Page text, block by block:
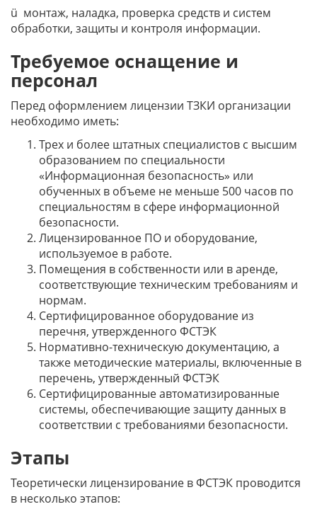
ü монтаж, наладка, проверка средств и систем
обработки, защиты и контроля информации.
Требуемое оснащение и
персонал
Перед оформлением лицензии ТЗКИ организации
необходимо иметь:
Трех и более штатных специалистов с высшим
образованием по специальности
«Информационная безопасность» или
обученных в объеме не меньше 500 часов по
специальностям в сфере информационной
безопасности.
Лицензированное ПО и оборудование,
используемое в работе.
Помещения в собственности или в аренде,
соответствующие техническим требованиям и
нормам.
Сертифицированное оборудование из
перечня, утвержденного ФСТЭК
Нормативно-техническую документацию, а
также методические материалы, включенные в
перечень, утвержденный ФСТЭК
Сертифицированные автоматизированные
системы, обеспечивающие защиту данных в
соответствии с требованиями безопасности.
Этапы
Теоретически лицензирование в ФСТЭК проводится
в несколько этапов: